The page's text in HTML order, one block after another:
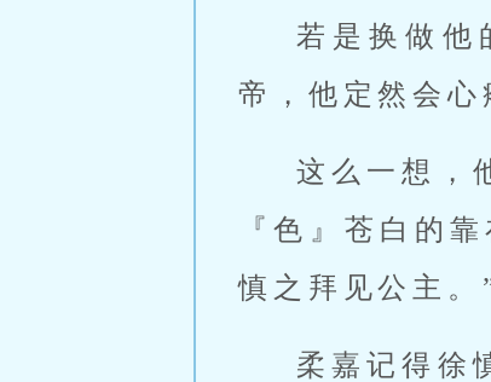
若是换做他
帝，他定然会心
这么一想，
『色』苍白的
慎之拜见公主。
柔嘉记得徐